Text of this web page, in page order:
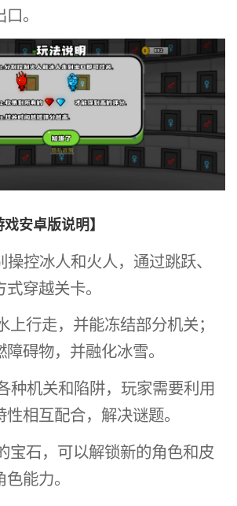
。
安卓版说明】
控冰人和火人，通过跳跃、
穿越关卡。
上行走，并能冻结部分机关；
碍物，并融化冰雪。
种机关和陷阱，玩家需要利用
相互配合，解决谜题。
宝石，可以解锁新的角色和皮
能力。